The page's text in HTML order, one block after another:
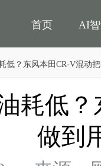
首页 AI
低？东风本田CR-V混动
耗低
做到